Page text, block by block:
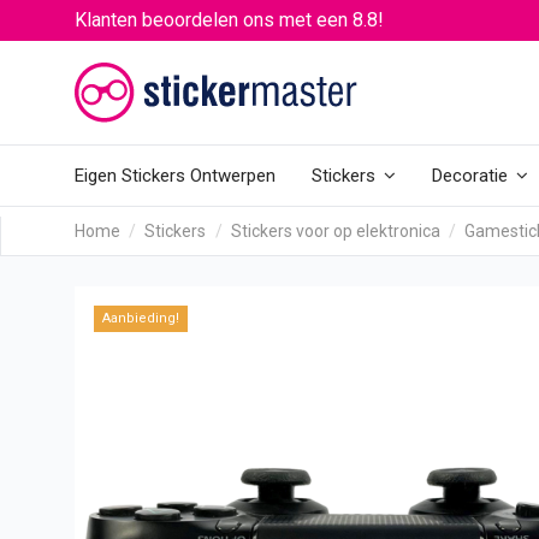
Klanten beoordelen ons met een 8.8!
Eigen Stickers Ontwerpen Stickers Decoratie
Home Stickers Stickers voor op elektronica
Aanbieding!